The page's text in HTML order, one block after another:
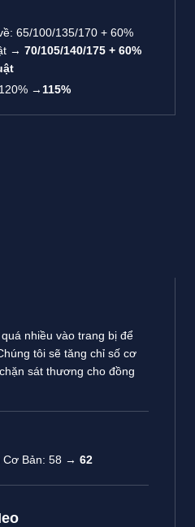
65/100/135/170 + 60%
→ 70/105/140/175 + 60%
→ 115%
nhiều vào trang bị để
tôi sẽ tăng chỉ số cơ
sát thương cho đồng
Cơ Bản: 58 → 62